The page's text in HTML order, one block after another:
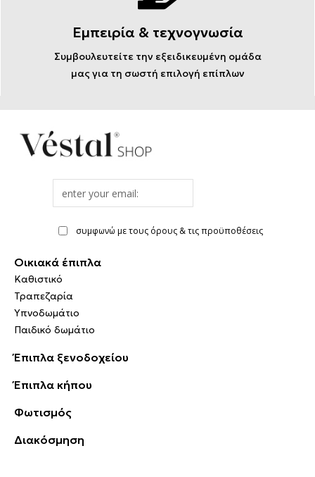
Εμπειρία & τεχνογνωσία
Συμβουλευτείτε την εξειδικευμένη ομάδα
μας για τη σωστή επιλογή επίπλων
συμφωνώ με τους όρους & τις προϋποθέσεις
Οικιακά έπιπλα
Καθιστικό
Τραπεζαρία
Υπνοδωμάτιο
Παιδικό δωμάτιο
Έπιπλα ξενοδοχείου
Έπιπλα κήπου
Φωτισμός
Διακόσμηση